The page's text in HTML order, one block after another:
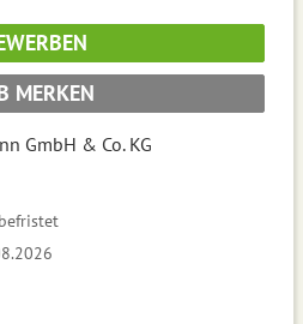
MERKEN
GmbH & Co. KG